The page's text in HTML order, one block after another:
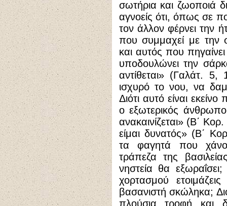
σωτήρια και ζωοποιά
αγνοείς ότι, όπως σε
τον άλλον φέρνει την
που συμμαχεί με την
και αυτός που
υποδουλώνει την
αντίθεται» (Γαλάτ.
ισχυρό το νου, να
Διότι αυτό είναι
ο εξωτερικός
ανακαινίζεται» (Β΄
είμαι δυνατός» (Β΄
τα φαγητά που
τράπεζα της
νηστεία θα
χορτασμού
βασανιστή σκώληκα;
πλούσια τροφή και